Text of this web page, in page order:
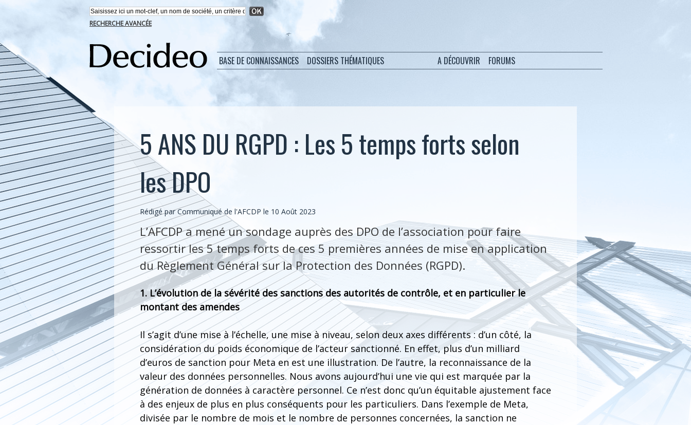
RECHERCHE AVANCÉE
BASE DE CONNAISSANCES DOSSIERS THÉMATIQUES A DÉCOUVRIR FORUMS
5 ANS DU RGPD : Les 5 temps forts selon
les DPO
Rédigé par Communiqué de l'AFCDP le 10 Août 2023
L’AFCDP a mené un sondage auprès des DPO de l’association pour faire
ressortir les 5 temps forts de ces 5 premières années de mise en application
du Règlement Général sur la Protection des Données (RGPD).
1. L’évolution de la sévérité des sanctions des autorités de contrôle, et en particulier le
montant des amendes
Il s’agit d’une mise à l’échelle, une mise à niveau, selon deux axes différents : d’un côté, la
considération du poids économique de l’acteur sanctionné. En effet, plus d’un milliard
d’euros de sanction pour Meta en est une illustration. De l’autre, la reconnaissance de la
valeur des données personnelles. Nous avons aujourd’hui une vie qui est marquée par la
génération de données à caractère personnel. Ce n’est donc qu’un équitable ajustement face
à des enjeux de plus en plus conséquents pour les particuliers. Dans l’exemple de Meta,
divisée par le nombre de mois et le nombre de personnes concernées, la sanction ne